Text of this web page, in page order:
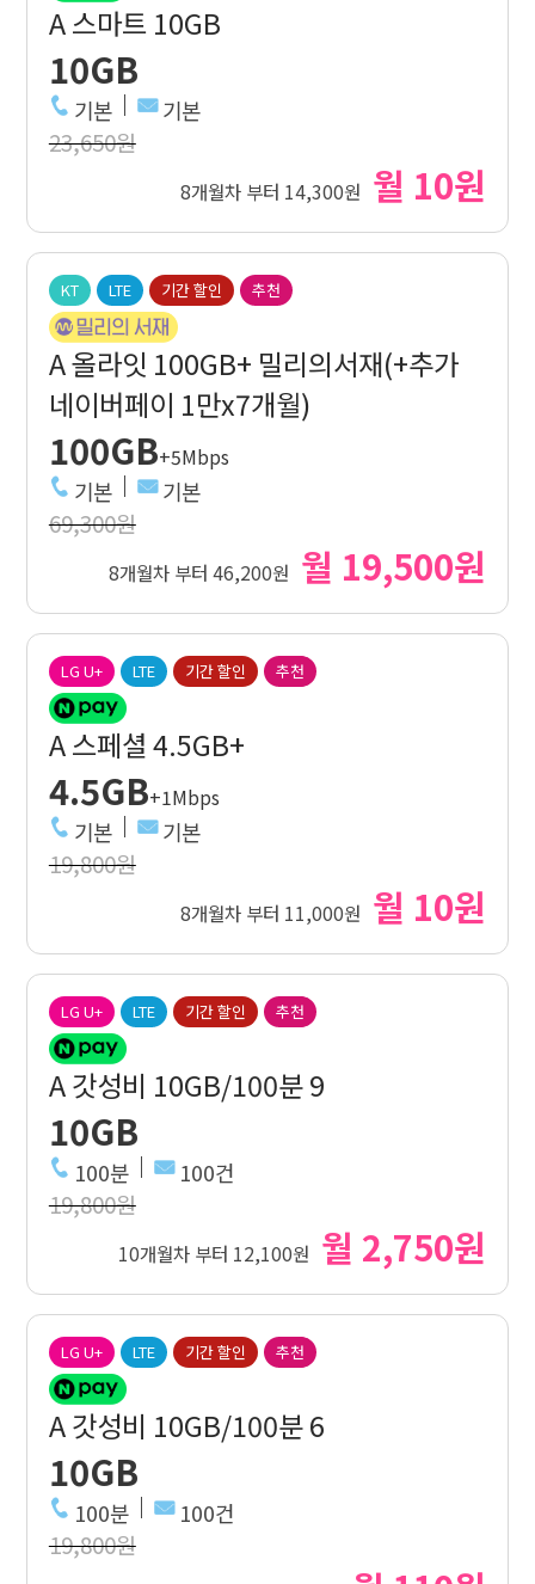
A 스마트 10GB
10GB
기본 기본
23,650원
8개월차 부터 14,300원 월 10원
KT LTE 기간 할인 추천
A 올라잇 100GB+ 밀리의서재(+추가
네이버페이 1만x7개월)
100GB+5Mbps
기본 기본
69,300원
8개월차 부터 46,200원 월 19,500원
LG U+ LTE 기간 할인 추천
A 스페셜 4.5GB+
4.5GB+1Mbps
기본 기본
19,800원
8개월차 부터 11,000원 월 10원
LG U+ LTE 기간 할인 추천
A 갓성비 10GB/100분 9
10GB
100분 100건
19,800원
10개월차 부터 12,100원 월 2,750원
LG U+ LTE 기간 할인 추천
A 갓성비 10GB/100분 6
10GB
100분 100건
19,800원